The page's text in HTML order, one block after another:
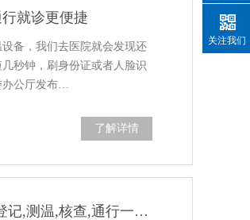
就诊更便捷
备，我们去医院就会发现还
秒钟，刷身份证或者人脸识
公厅发布…
了解详情
淄博市中医医院启用人脸识别测温道闸,登记,测温,核查,通行一步到位
关注我们